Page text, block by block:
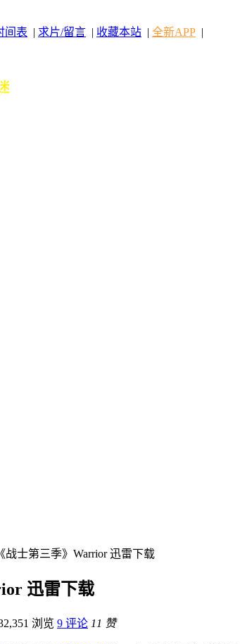
间表 | 求片/留言 | 收藏本站 | 全新APP |
战士第三季》Warrior 迅雷下载
迅雷下载
浏览 9 评论 11 赞